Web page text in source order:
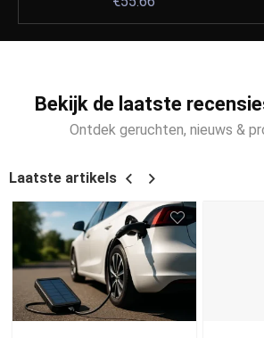
Bekijk de laatste
Ontdek geruchten, nieuws &
Laatste artikels